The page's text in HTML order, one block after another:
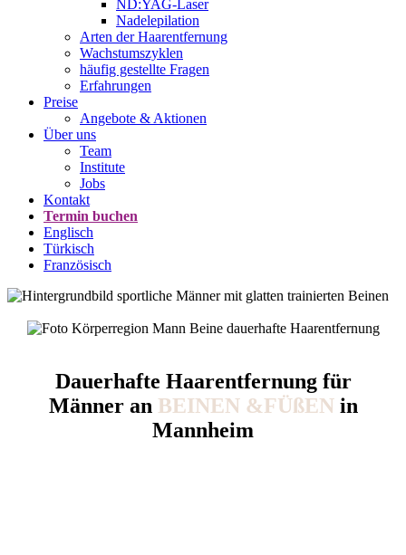
ND:YAG-Laser
Nadelepilation
Arten der Haarentfernung
Wachstumszyklen
häufig gestellte Fragen
Erfahrungen
Preise
Angebote & Aktionen
Über uns
Team
Institute
Jobs
Kontakt
Termin buchen
Englisch
Türkisch
Französisch
Dauerhafte Haarentfernung für
Männer an BEINEN &FÜßENin
Mannheim